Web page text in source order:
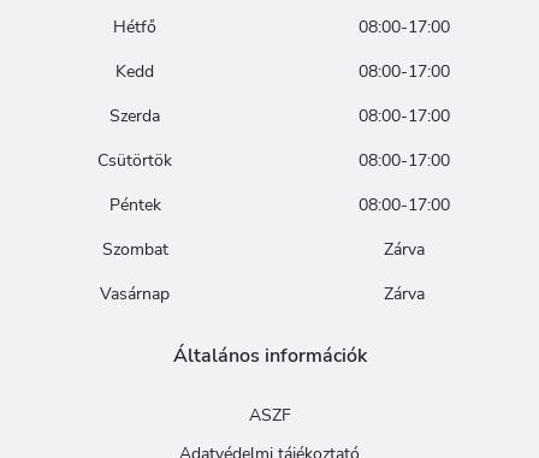
Hétfő
08:00-17:00
Kedd
08:00-17:00
Szerda
08:00-17:00
Csütörtök
08:00-17:00
Péntek
08:00-17:00
Szombat
Zárva
Vasárnap
Zárva
Általános információk
ASZF